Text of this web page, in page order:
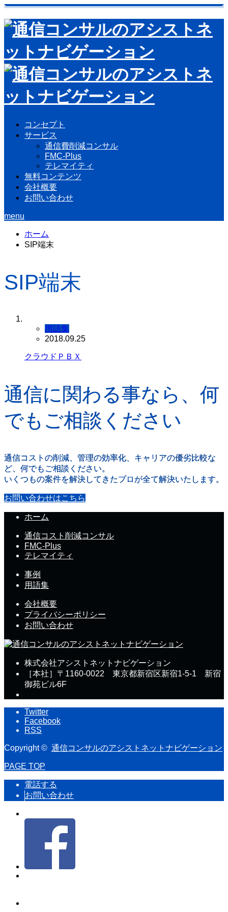
コンセプト
サービス
通信費削減コンサル
FMC-Plus
テレマイティ
無料コンテンツ
会社概要
お問い合わせ
menu
ホーム
SIP端末
SIP端末
用語集
2018.09.25
クラウドＰＢＸ
通信に関わる事なら、何
でもご相談ください
通信コストの削減、管理の効率化、キャリアの優劣比較な
ど、何でもご相談ください。
いくつもの案件を解決してきたプロが全て解決いたします。
お問い合わせはこちら
ホーム
通信コスト削減コンサル
FMC-Plus
テレマイティ
事例
用語集
会社概要
プライバシーポリシー
お問い合わせ
株式会社アシストネットナビゲーション
［本社］〒1160-0022 東京都新宿区新宿1-5-1 新宿
御苑ビル6F
Twitter
Facebook
RSS
Copyright © 通信コンサルのアシストネットナビゲーション
PAGE TOP
電話する
お問い合わせ